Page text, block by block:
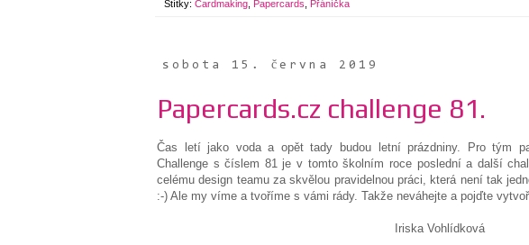
Štítky: Cardmaking Papercards Přáníčka
sobota 15. června 2019
Papercards.cz challenge 81.
Čas letí jako voda a opět tady budou letní prázdniny. Pro tým
Challenge s číslem 81 je v tomto školním roce poslední a další
celému design teamu za skvělou pravidelnou práci, která není tak
:-) Ale my víme a tvoříme s vámi rády. Takže neváhejte a pojďte
Iriska Vohlídková